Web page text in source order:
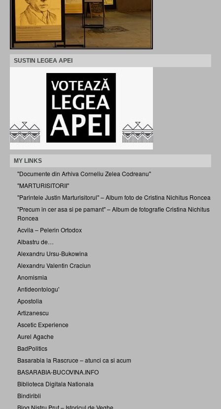
SUSTIN LEGEA APEI
MY LINKS
"Documente din Arhiva Corneliu Zelea Codreanu"
"MARTURISITORII"
"Parintele Justin Marturisitorul" – Album foto de Cristina Nichitus Roncea
"Precum in cer asa si pe pamant" – Album de fotografie Cristina Nichitus
Roncea
Acvila – Pelerin Ortodox
Albastru de…
Alexandru Ursu-Bukowina
Alexandru Valentin Craciun
Anomismia
Antideontologu'
Apostolia
Artizanescu
Ascetic Experience
Aurel Agache
BadPolitics
Basarabia la Rascruce – atunci ca si acum
BASARABIA-BUCOVINA.INFO
Biblioteca Digitala Nationala
Bindiribli